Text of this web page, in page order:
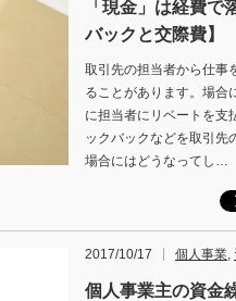
「現金」は経費で
バックと交際費】
取引先の担当者から仕事
ることがあります。場合
に担当者にリベートを支
ックバックなどを取引先
場合にはどうなってし…
2017/10/17 個人事業,
個人事業主の資金